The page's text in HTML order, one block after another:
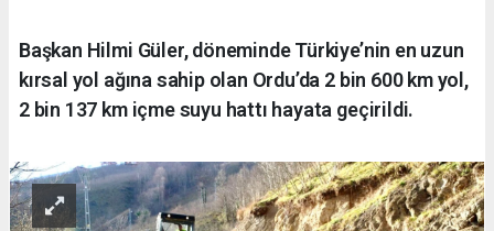
Başkan Hilmi Güler, döneminde Türkiye’nin en uzun
kırsal yol ağına sahip olan Ordu’da 2 bin 600 km yol,
2 bin 137 km içme suyu hattı hayata geçirildi.